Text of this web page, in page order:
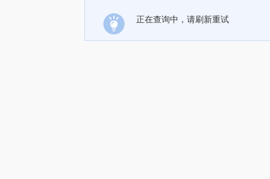
正在查询中，请刷新重试